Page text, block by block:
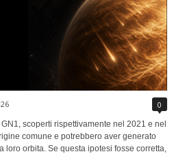
0
scoperti rispettivamente nel 2021 e nel
comune e potrebbero aver generato
orbita. Se questa ipotesi fosse corretta,